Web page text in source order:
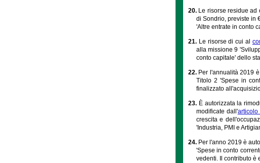
20. Le risorse residue
di Sondrio, previste in
'Altre entrate in conto
21. Le risorse di cui al
alla missione 9
conto capitale' dello
22. Per l'annualità 2019
Titolo 2 'Spese in
finalizzato
23. È autorizzata la
modificate dall'articolo
crescita e
'Industria, PMI e
24. Per l'anno 2019 è
'Spese in conto
vedenti. Il contributo è